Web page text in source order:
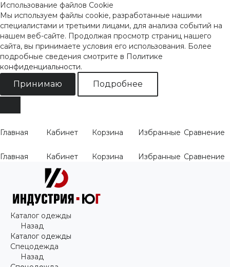
Использование файлов Cookie
Мы используем файлы cookie, разработанные нашими
специалистами и третьими лицами, для анализа событий на
нашем веб-сайте. Продолжая просмотр страниц нашего
сайта, вы принимаете условия его использования. Более
подробные сведения смотрите в Политике
конфиденциальности.
Принимаю Подробнее
Главная Кабинет Корзина Избранные Сравнение
Главная Кабинет Корзина Избранные Сравнение
Каталог одежды
Назад
Каталог одежды
Спецодежда
Назад